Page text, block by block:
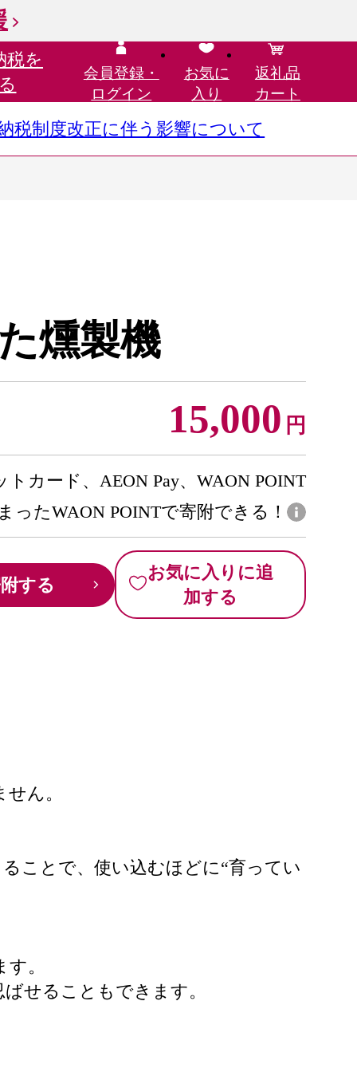
税を
会員登録・
ログイン
お気に
入り
返礼品
カート
税制度改正に伴う影響について
燻製機
15,000 円
トカード、AEON Pay、WAON POINT
ったWAON POINTで寄附できる！
する
お気に入りに追
加する
ん。
ことで、使い込むほどに“育ってい
。
せることもできます。